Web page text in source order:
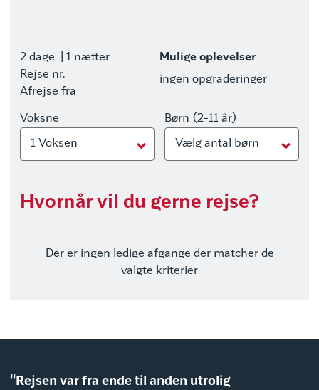
2 dage
| 1 nætter
Rejse nr.
Afrejse fra
Mulige oplevelser
ingen opgraderinger
Voksne
1 Voksen
Børn (2-11 år)
Vælg antal børn
Hvornår vil du gerne rejse?
Der er ingen ledige afgange der matcher de
valgte kriterier
"Rejsen var fra ende til anden utrolig